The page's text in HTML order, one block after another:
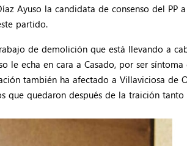
Ayuso la candidata de consenso del
partido.
de demolición que está llevando a
le echa en cara a Casado, por ser
también ha afectado a Villaviciosa
que quedaron después de la traición